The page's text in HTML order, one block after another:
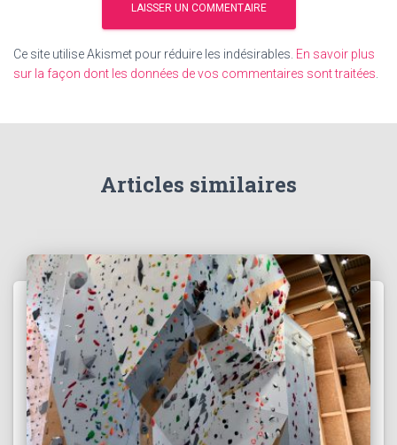
Ce site utilise Akismet pour réduire les indésirables. En savoir plus
sur la façon dont les données de vos commentaires sont traitées
Articles similaires